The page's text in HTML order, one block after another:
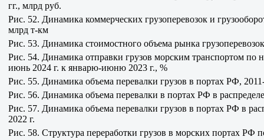
гг., млрд руб.
Рис. 52. Динамика коммерческих грузоперевозок и
млрд т-км
Рис. 53. Динамика стоимостного объема рынка
Рис. 54. Динамика отправки грузов морским транспортом по
июнь 2024 г. к январю-июню 2023 г., %
Рис. 55. Динамика объема перевалки грузов в портах РФ,
Рис. 56. Динамика объема перевалки в портах РФ в
Рис. 57. Динамика объема перевалки грузов в портах РФ в
2022 г.
Рис. 58. Структура переработки грузов в морских портах РФ